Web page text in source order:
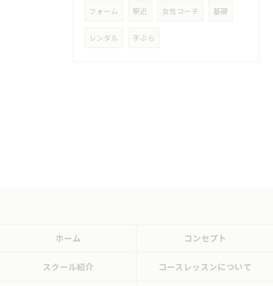
フォーム 駅近 女性コーチ 基礎
レンタル 手ぶら
ホーム コンセプト
スクール紹介 コースレッスンについて